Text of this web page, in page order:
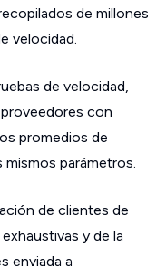
de millones
velocidad.
de velocidad,
con
promedios de
parámetros.
de clientes de
y de la
enviada a